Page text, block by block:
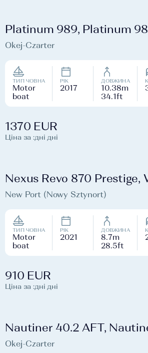
Platinum 989, Platinum
Okej-Czarter
ТИП ЧОВНА
Motor
boat
РІК
2017
ДОВЖИНА
10.38m
34.1ft
1370 EUR
Ціна за :дні дні
Nexus Revo 870 Prestige,
New Port (Nowy Sztynort)
ТИП ЧОВНА
Motor
boat
РІК
2021
ДОВЖИНА
8.7m
28.5ft
910 EUR
Ціна за :дні дні
Nautiner 40.2 AFT,
Okej-Czarter